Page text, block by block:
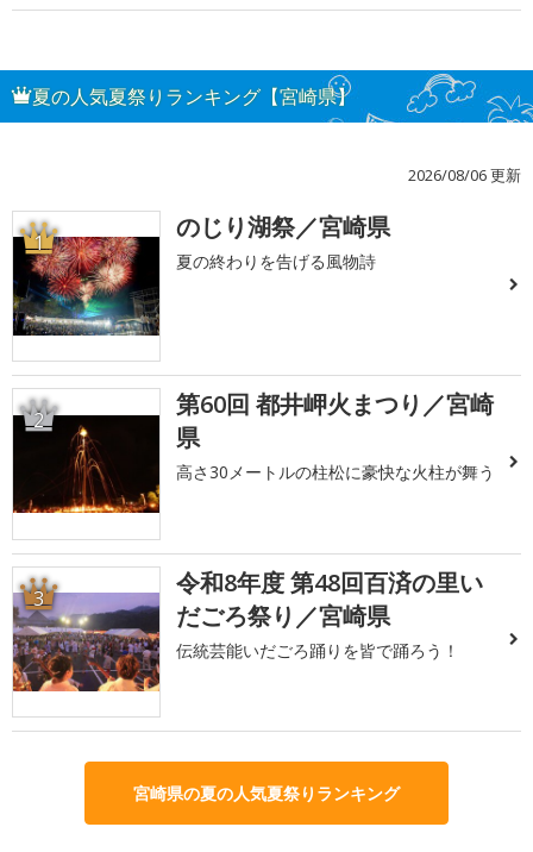
夏の人気夏祭りランキング【宮崎県】
2026/08/06 更新
1 のじり湖祭／宮崎県
夏の終わりを告げる風物詩
2
第60回 都井岬火まつり／宮崎
県
高さ30メートルの柱松に豪快な火柱が舞う
3
令和8年度 第48回百済の里い
だごろ祭り／宮崎県
伝統芸能いだごろ踊りを皆で踊ろう！
宮崎県の夏の人気夏祭りランキング